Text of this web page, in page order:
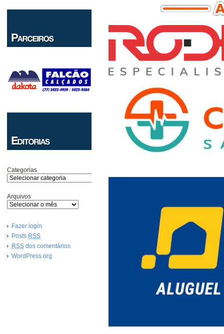
Categorias
Arquivos
Fazer login
Posts RSS
RSS dos comentários
WordPress.org